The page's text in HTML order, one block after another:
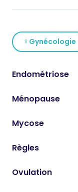
♀ Gynécologie
Endométriose
Ménopause
Mycose
Règles
Ovulation